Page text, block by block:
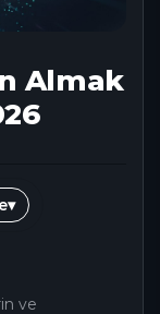
Almak
▾
ve